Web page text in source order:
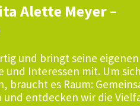
Alette Meyer–
und bringt seine eigenen
und Interessen mit. Um
braucht es Raum:
und entdecken wir die